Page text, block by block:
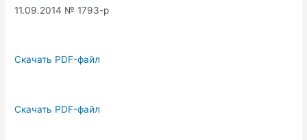
11.09.2014 № 1793-р
Скачать PDF-файл
Скачать PDF-файл